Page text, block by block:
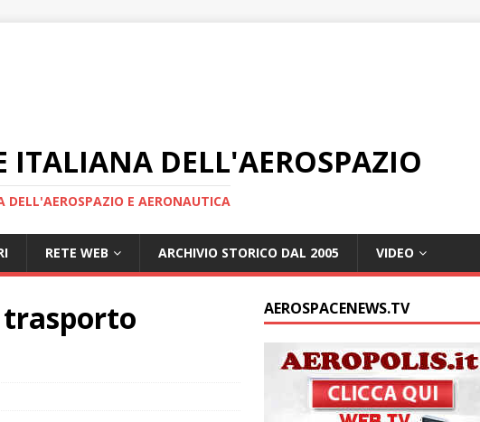
ITALIANA DELL'AEROSPAZIO
E AERONAUTICA
RETE WEB ARCHIVIO STORICO DAL 2005 VIDEO
trasporto
AEROSPACENEWS.TV